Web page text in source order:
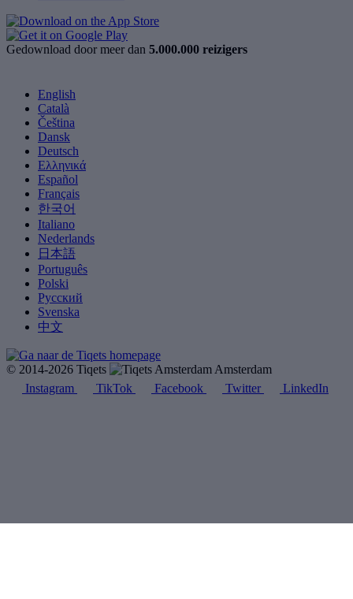
Gedownload door meer dan 5.000.000 reizigers
English
Català
Čeština
Dansk
Deutsch
Ελληνικά
Español
Français
한국어
Italiano
Nederlands
日本語
Português
Polski
Русский
Svenska
中文
© 2014-2026 Tiqets
Amsterdam
Instagram
TikTok Facebook Twitter LinkedIn